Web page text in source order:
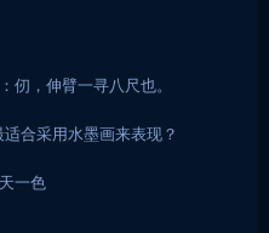
仞，伸臂一寻八尺也。
合采用水墨画来表现？
一色